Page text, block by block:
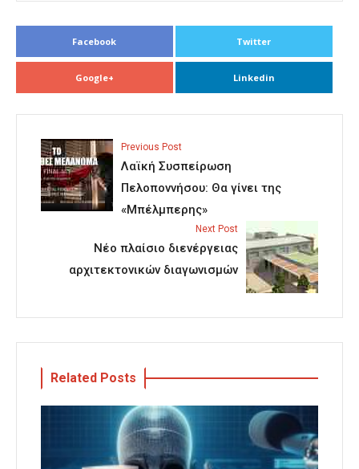
Facebook Twitter
Google+ Linkedin
Previous Post
Λαϊκή Συσπείρωση
Πελοποννήσου: Θα γίνει της
«Μπέλμπερης»
Next Post
Νέο πλαίσιο διενέργειας
αρχιτεκτονικών διαγωνισμών
Related Posts